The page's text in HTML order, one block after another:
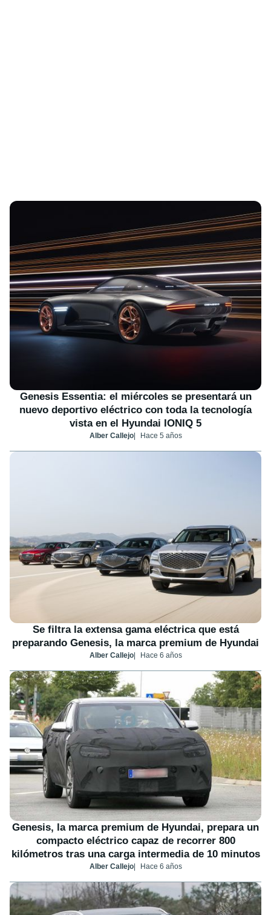
Genesis Essentia: el miércoles se presentará un
nuevo deportivo eléctrico con toda la tecnología
vista en el Hyundai IONIQ 5
Alber Callejo Hace 5 años
Se filtra la extensa gama eléctrica que está
preparando Genesis, la marca premium de Hyundai
Alber Callejo Hace 6 años
Genesis, la marca premium de Hyundai, prepara un
compacto eléctrico capaz de recorrer 800
kilómetros tras una carga intermedia de 10 minutos
Alber Callejo Hace 6 años